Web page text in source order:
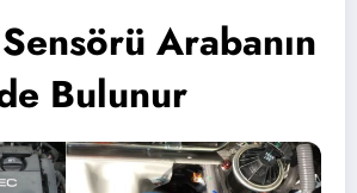
Arabanın
Bulunur